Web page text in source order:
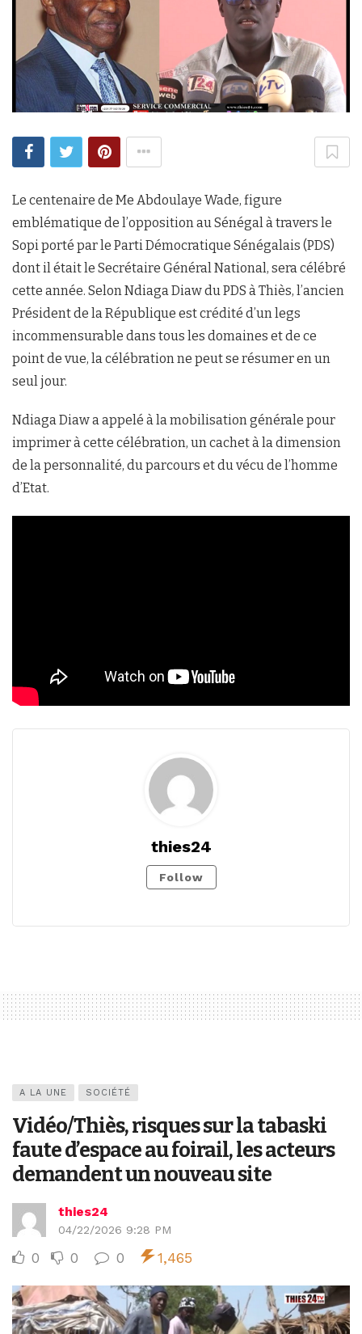
Le centenaire de Me Abdoulaye Wade, figure
emblématique de l’opposition au Sénégal à travers le
Sopi porté par le Parti Démocratique Sénégalais (PDS)
dont il était le Secrétaire Général National, sera célébré
cette année. Selon Ndiaga Diaw du PDS à Thiès, l’ancien
Président de la République est crédité d’un legs
incommensurable dans tous les domaines et de ce
point de vue, la célébration ne peut se résumer en un
seul jour.
Ndiaga Diaw a appelé à la mobilisation générale pour
imprimer à cette célébration, un cachet à la dimension
de la personnalité, du parcours et du vécu de l’homme
d’Etat.
thies24
Follow
A LA UNE SOCIÉTÉ
Vidéo/Thiès, risques sur la tabaski
faute d’espace au foirail, les acteurs
demandent un nouveau site
thies24
04/22/2026 9:28 PM
0 0 0 1,465